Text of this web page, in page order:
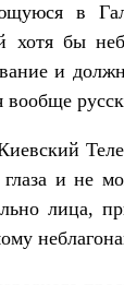
в
хотя бы
и
и не
лица,